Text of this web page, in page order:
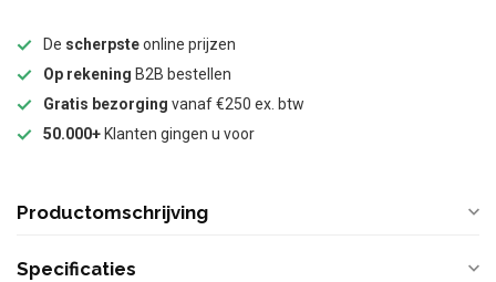
De scherpsteonline prijzen
Op rekening B2B bestellen
Gratis bezorging vanaf €250 ex. btw
50.000+ Klanten gingen u voor
Productomschrijving
Specificaties